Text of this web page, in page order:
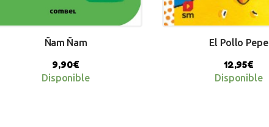
Ñam Ñam
9,90€
Disponible
El Pollo Pepe
12,95€
Disponible